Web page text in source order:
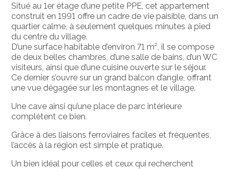
Situé au 1er étage d’une petite PPE, cet appartement
construit en 1991 offre un cadre de vie paisible, dans un
quartier calme, à seulement quelques minutes à pied
du centre du village.
D’une surface habitable d’environ 71 m², il se compose
de deux belles chambres, d’une salle de bains, d’un WC
visiteurs, ainsi que d’une cuisine ouverte sur le séjour.
Ce dernier s’ouvre sur un grand balcon d’angle, offrant
une vue dégagée sur les montagnes et le village.
Une cave ainsi qu’une place de parc intérieure
complètent ce bien.
Grâce à des liaisons ferroviaires faciles et fréquentes,
l’accès à la région est simple et pratique.
Un bien idéal pour celles et ceux qui recherchent